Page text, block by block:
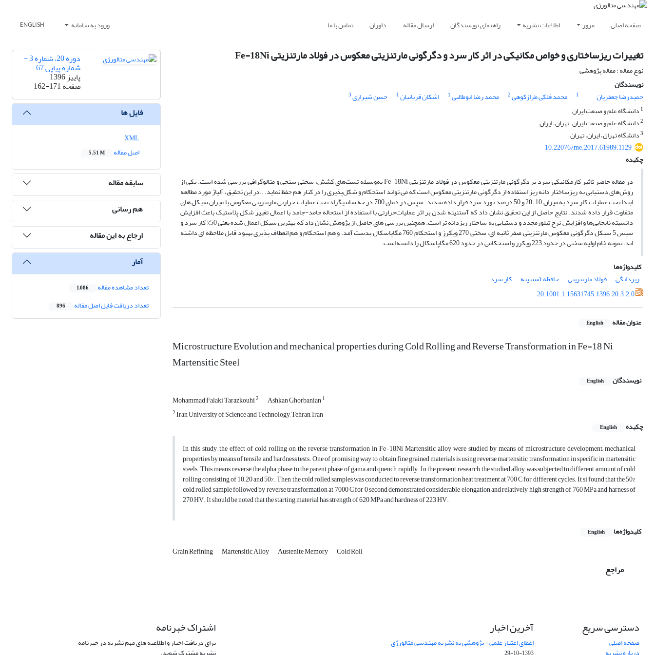
صفحه اصلی مرور اطلاعات نشریه راهنمای نویسندگان ارسال مقاله داوران تماس با ما ورود به سامانه ENGLISH
تغییرات ریزساختاری و خواص مکانیکی در اثر کار سرد و دگرگونی مارتنزیتی معکوس در فولاد مارتنزیتی Fe-18Ni
نوع مقاله : مقاله پژوهشی
نویسندگان
حمیدرضا جعفریان
1 محمد فلکی طرازکوهی2 محمد رضا ابوطالبی1 اشکان قربانیان1 حسن شیرازی3
1 دانشگاه علم و صنعت ایران
2دانشگاه علم و صنعت ایران، تهران، ایران
3دانشگاه تهران، ایران، تهران
10.22076/me.2017.61989.1129
چکیده
در مقاله حاضر تاثیر کارمکانیکی سرد بر دگرگونی مارتنزیتی معکوس در فولاد مارتنزیتی Fe-18Ni به‌وسیله تست‌های کشش، سختی سنجی و متالوگرافی بررسی شده است. یکی از
روش‌های دستیابی به ریزساختار دانه ریز استفاده از دگرگونی مارتنزیتی معکوس است که می تواند استحکام و شکل‌پذیری را در کنار هم حفظ نماید. ..در این تحقیق، آلیاژ مورد مطالعه
ابتدا تحت عملیات کار سرد به میزان 10، 20 و 50 درصد نورد سرد قرار داده شدند. سپس در دمای 700 در جه سانتیگراد تحت عملیات حرارتی مارتنزیتی معکوس با میزان سیکل های
متفاوت قرار داده شدند. نتایج حاصل از این تحقیق نشان داد که آستنیته شدن بر اثر عملیات‌حرارتی با استفاده از استحاله جامد-جامد با اعمال تغییر شکل پلاستیک باعث افزایش
دانسیته نابجایی‌ها و افزایش نرخ تبلورمجدد و دستیابی به ساختار ریزدانه تر است. همچنین بررسی های حاصل از پژوهش نشان داد که بهترین سیکل اعمال شده یعنی 50% کار سرد و
سپس 5 سیکل دگرگونی معکوس مارتنزیتی صفر ثانیه ای، سختی 270 ویکرز و استحکام 760 مگاپاسکال بدست آمد. و هم استحکام و هم انعطاف پذیری بهبود قابل ملاحظه ای داشته
اند. نمونه خام اولیه سختی در حدود 223 ویکرز و استحکامی در حدود 620 مگاپاسکال را داشته‌است.
کلیدواژه‌ها
ریزدانگی
فولاد مارتنزینی حافظه آستنیته
کار سرد
20.1001.1.15631745.1396.20.3.2.0
عنوان مقاله English
Microstructure Evolution and mechanical properties during Cold Rolling and Reverse Transformation in Fe-18 Ni
Martensitic Steel
نویسندگان English
Mohammad Falaki Tarazkouhi2 Ashkan Ghorbanian1
2Iran University of Science and Technology, Tehran, Iran
چکیده
English
In this study, the effect of cold rolling on the reverse transformation in Fe-18Ni Martensitic alloy were studied by means of microstructure development, mechanical
properties by means of tensile and hardness tests. One of promising way to obtain fine grained materials is using reverse martensitic transformation in specific in martensitic
steels. This means reverse the alpha phase to the parent phase of gama and quench rapidly. In the present research, the studied alloy was subjected to different amount of cold
rolling consisting of 10, 20 and 50%. Then the cold rolled samples was conducted to reverse transformation heat treatment at 700 C for different cycles. It si found that the 50%
cold rolled sample followed by reverse transformation at 7000 C for 0 second demonstrated considerable elongation and relatively high strength of 760 MPa and harness of
270 HV. It should be noted that the starting material has strength of 620 MPa and hardness of 223 HV.
کلیدواژه‌ها English
Grain Refining Martensitic Alloy Austenite Memory Cold Roll
مراجع
دوره 20، شماره 3 -
شماره پیاپی 67
پاییز 1396
صفحه162-171
فایل ها
اصل مقاله
5.51 M
سابقه مقاله
هم رسانی
ارجاع به این مقاله
آمار
تعداد مشاهده مقاله 1,086
تعداد دریافت فایل اصل مقاله 896
دسترسی سریع
صفحه اصلی
آخرین اخبار
اعطای اعتبار علمی - پژوهشی به نشریه مهندسی متالورژی
اشتراک خبرنامه
برای دریافت اخبار و اطلاعیه های مهم نشریه در خبرنامه